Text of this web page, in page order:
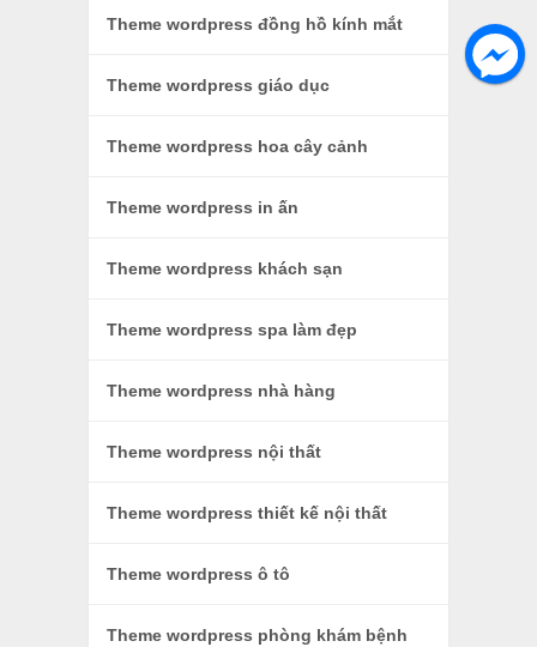
Theme wordpress đồng hồ kính mắt
Theme wordpress giáo dục
Theme wordpress hoa cây cảnh
Theme wordpress in ấn
Theme wordpress khách sạn
Theme wordpress spa làm đẹp
Theme wordpress nhà hàng
Theme wordpress nội thất
Theme wordpress thiết kế nội thất
Theme wordpress ô tô
Theme wordpress phòng khám bệnh